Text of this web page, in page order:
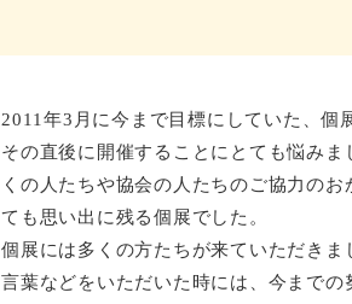
2011年3月に今まで目標にしていた、個
その直後に開催することにとても悩み
くの人たちや協会の人たちのご協力の
ても思い出に残る個展でした。
個展には多くの方たちが来ていただき
言葉などをいただいた時には、今までの